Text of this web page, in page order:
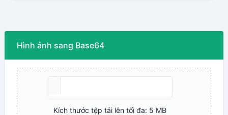
Hình ảnh sang Base64
Kích thước tệp tải lên tối đa: 5 MB